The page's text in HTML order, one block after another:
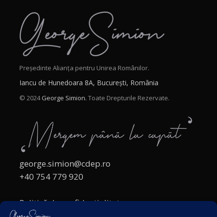
Președinte Alianța pentru Unirea Românilor.
Iancu de Hunedoara 8A, București, România
© 2024George Simion. Toate Drepturile Rezervate.
george.simion@cdep.ro
+40 754 779 920
Politică de confidențialitate